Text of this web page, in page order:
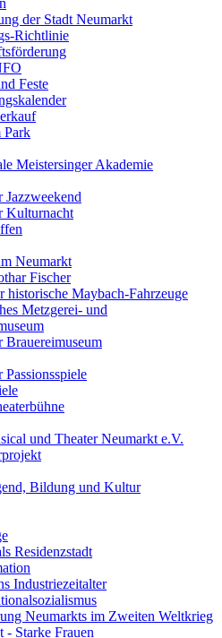
der Stadt Neumarkt
Richtlinie
Feste
Park
Meistersinger Akademie
Jazzweekend
Kulturnacht
Neumarkt
Fischer
historische Maybach-Fahrzeuge
Metzgerei- und
Brauereimuseum
Passionsspiele
und Theater Neumarkt e.V.
Bildung und Kultur
Residenzstadt
Industriezeitalter
Neumarkts im Zweiten Weltkrieg
- Starke Frauen